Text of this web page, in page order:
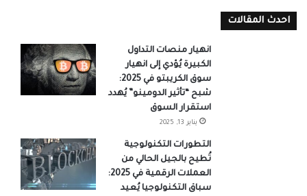
احدث المقالات
انهيار منصات التداول
الكبيرة يُؤدي إلى انهيار
سوق الكريبتو في 2025:
شبح “تأثير الدومينو” يُهدد
استقرار السوق
يناير 13, 2025
التطورات التكنولوجية
تُطيح بالجيل الحالي من
العملات الرقمية في 2025:
سباق التكنولوجيا يُعيد